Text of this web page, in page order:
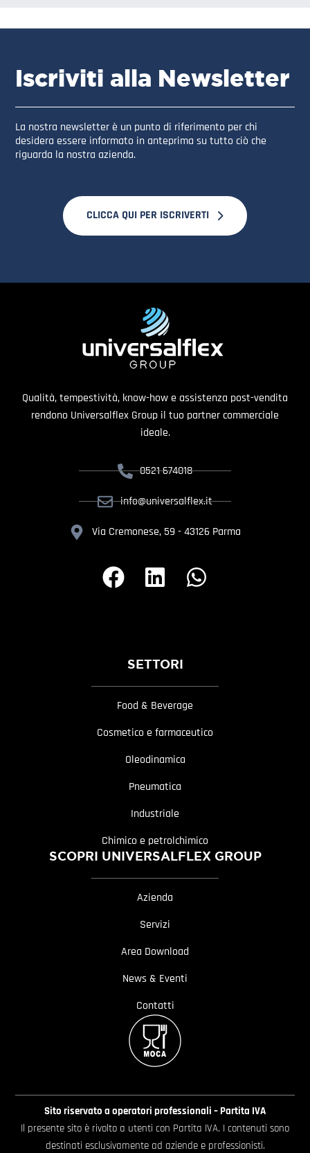
Iscriviti alla Newsletter
La nostra newsletter è un punto di riferimento per chi
desidera essere informato in anteprima su tutto ciò che
riguarda la nostra azienda.
CLICCA QUI PER ISCRIVERTI
Qualità, tempestività, know-how e assistenza post-vendita
rendono Universalflex Group il tuo partner commerciale
ideale.
0521 674018
info@universalflex.it
Via Cremonese, 59 - 43126 Parma
SETTORI
Food & Beverage
Cosmetico e farmaceutico
Oleodinamica
Pneumatica
Industriale
Chimico e petrolchimico
SCOPRI UNIVERSALFLEX GROUP
Azienda
Servizi
Area Download
News & Eventi
Contatti
Sito riservato a operatori professionali – Partita IVA
Il presente sito è rivolto a utenti con Partita IVA. I contenuti sono
destinati esclusivamente ad aziende e professionisti.